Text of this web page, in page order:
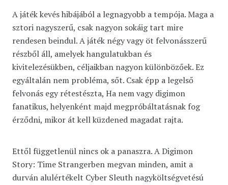
A játék kevés hibájából a legnagyobb a tempója. Maga a
sztori nagyszerű, csak nagyon sokáig tart mire
rendesen beindul. A játék négy vagy öt felvonásszerű
részből áll, amelyek hangulatukban és
kivitelezésükben, céljaikban nagyon különbözőek. Ez
egyáltalán nem probléma, sőt. Csak épp a legelső
felvonás egy rétestészta, Ha nem vagy digimon
fanatikus, helyenként majd megpróbáltatásnak fog
érződni, mikor át kell küzdened magadat rajta.
Ettől függetlenül nincs ok a panaszra. A Digimon
Story: Time Strangerben megvan minden, amit a
durván alulértékelt Cyber Sleuth nagyköltségvetésú